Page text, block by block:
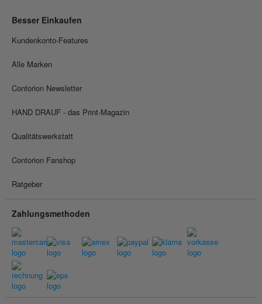
Besser Einkaufen
Kundenkonto-Features
Alle Marken
Contorion Newsletter
HAND DRAUF - das Print-Magazin
Qualitätswerkstatt
Contorion Fanshop
Ratgeber
Zahlungsmethoden